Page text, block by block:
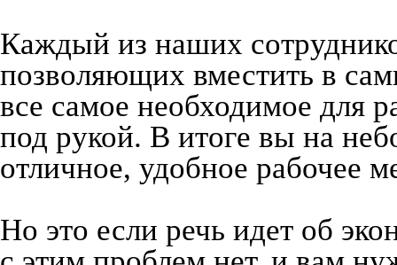
Каждый из наших
позволяющих вместить в
все самое необходимое для
под рукой. В итоге вы на
отличное, удобное рабочее
Но это если речь идет об